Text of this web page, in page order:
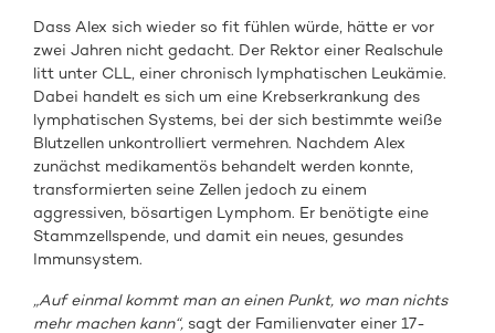
Dass Alex sich wieder so fit fühlen würde, hätte er vor
zwei Jahren nicht gedacht. Der Rektor einer Realschule
litt unter CLL, einer chronisch lymphatischen Leukämie.
Dabei handelt es sich um eine Krebserkrankung des
lymphatischen Systems, bei der sich bestimmte weiße
Blutzellen unkontrolliert vermehren. Nachdem Alex
zunächst medikamentös behandelt werden konnte,
transformierten seine Zellen jedoch zu einem
aggressiven, bösartigen Lymphom. Er benötigte eine
Stammzellspende, und damit ein neues, gesundes
Immunsystem.
„Auf einmal kommt man an einen Punkt, wo man nichts
mehr machen kann“, sagt der Familienvater einer 17-